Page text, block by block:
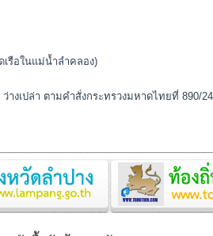
รือในแม่น้ำลำคลอง)
เปล่า ตามคำสั่งกระทรวงมหาดไทยที่ 890/